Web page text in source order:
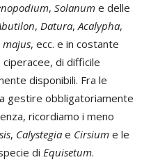
, Solanum e delle
, Datura,Acalypha,
majus, ecc. e in costante
di difficile
disponibili. Fra le
gestire obbligatoriamente
ricordiamo i meno
, Calystegia e Cirsium e le
di Equisetum.